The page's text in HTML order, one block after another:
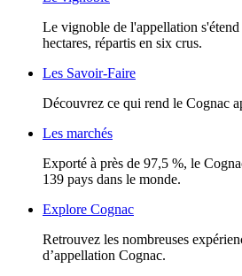
Le vignoble de l'appellation
hectares, répartis en six crus.
Les Savoir-Faire
Découvrez ce qui rend le Cognac
Les marchés
Exporté à près de 97,5 %, le
139 pays dans le monde.
Explore Cognac
Retrouvez les nombreuses
d’appellation Cognac.